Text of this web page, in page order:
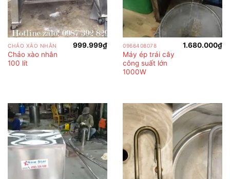
CHẢO XÀO NHÂN
Chảo xào nhân
100 lít
999.999₫ 0966408078
Máy ép trái cây
công suất lớn
1000W
1.680.000₫